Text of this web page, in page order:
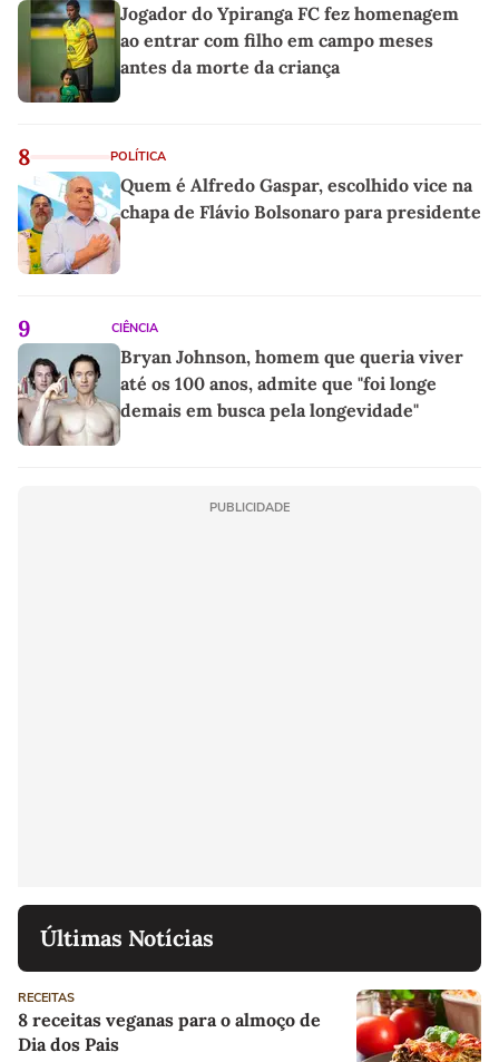
Jogador do Ypiranga FC fez homenagem
ao entrar com filho em campo meses
antes da morte da criança
8 POLÍTICA
Quem é Alfredo Gaspar, escolhido vice na
chapa de Flávio Bolsonaro para presidente
9 CIÊNCIA
Bryan Johnson, homem que queria viver
até os 100 anos, admite que "foi longe
demais em busca pela longevidade"
PUBLICIDADE
Últimas Notícias
RECEITAS
8 receitas veganas para o almoço de
Dia dos Pais